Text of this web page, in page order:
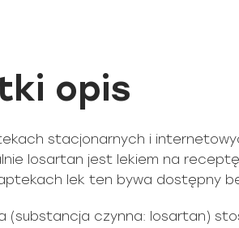
opis
stacjonarnych i
losartan jest lekiem na
lek ten bywa dostępny
(substancja czynna: losartan)